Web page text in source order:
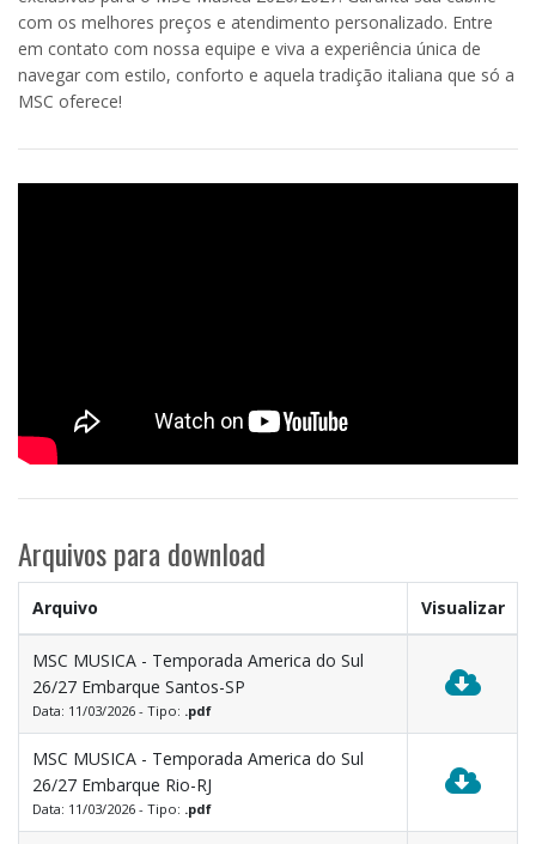
com os melhores preços e atendimento personalizado. Entre
em contato com nossa equipe e viva a experiência única de
navegar com estilo, conforto e aquela tradição italiana que só a
MSC oferece!
Arquivos para download
Arquivo Visualizar
MSC MUSICA - Temporada America do Sul
26/27 Embarque Santos-SP
Data: 11/03/2026 - Tipo: .pdf
MSC MUSICA - Temporada America do Sul
26/27 Embarque Rio-RJ
Data: 11/03/2026 - Tipo: .pdf